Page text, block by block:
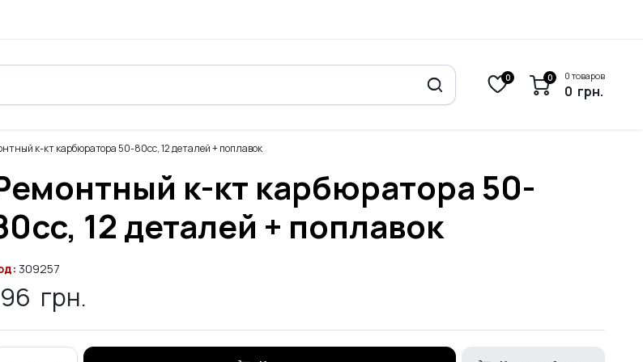
0 0 0 товаров
0 грн.
к-кт карбюратора 50-80cc, 12 деталей + поплавок
к-кт карбюратора 50-
12 деталей + поплавок
309257
грн.
Ремонтный